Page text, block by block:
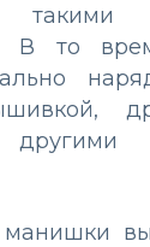
такими
В то